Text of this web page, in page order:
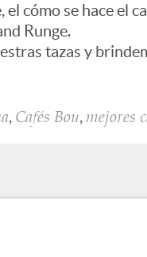
cómo se hace el
Runge.
tazas y
, Cafés Bou, mejores